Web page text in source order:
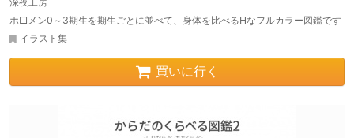
ホ□メン0～3期生を期生ごとに並べて、身体を比べるHなフルカラー図鑑です
イラスト集
買いに行く